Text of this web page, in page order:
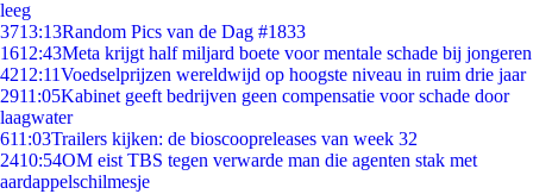
leeg
3713:13Random Pics van de Dag #1833
1612:43Meta krijgt half miljard boete voor mentale schade bij jongeren
4212:11Voedselprijzen wereldwijd op hoogste niveau in ruim drie jaar
2911:05Kabinet geeft bedrijven geen compensatie voor schade door
laagwater
611:03Trailers kijken: de bioscoopreleases van week 32
2410:54OM eist TBS tegen verwarde man die agenten stak met
aardappelschilmesje